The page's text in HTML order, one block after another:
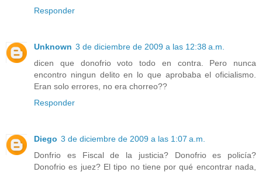
Responder
Unknown 3 de diciembre de 2009 a las 12:38 a.m.
dicen que donofrio voto todo en contra. Pero nunca
encontro ningun delito en lo que aprobaba el oficialismo.
Eran solo errores, no era chorreo??
Responder
Diego 3 de diciembre de 2009 a las 1:07 a.m.
Donfrio es Fiscal de la justicia? Donofrio es policía?
Donofrio es juez? El tipo no tiene por qué encontrar nada,